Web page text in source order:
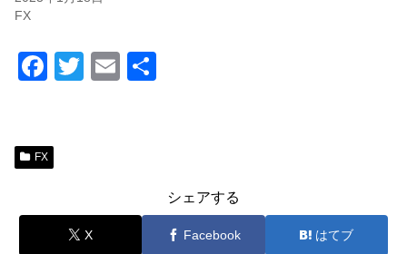
FX
F
e
o
T
E
FX
シェアする
X Facebook はてブ